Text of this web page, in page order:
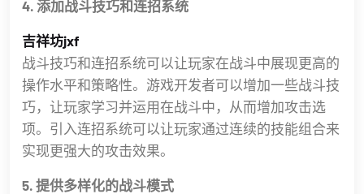
4. 添加战斗技巧和连招系统
吉祥坊jxf
战斗技巧和连招系统可以让玩家在战斗中展现更高的
操作水平和策略性。游戏开发者可以增加一些战斗技
巧，让玩家学习并运用在战斗中，从而增加攻击选
项。引入连招系统可以让玩家通过连续的技能组合来
实现更强大的攻击效果。
5. 提供多样化的战斗模式